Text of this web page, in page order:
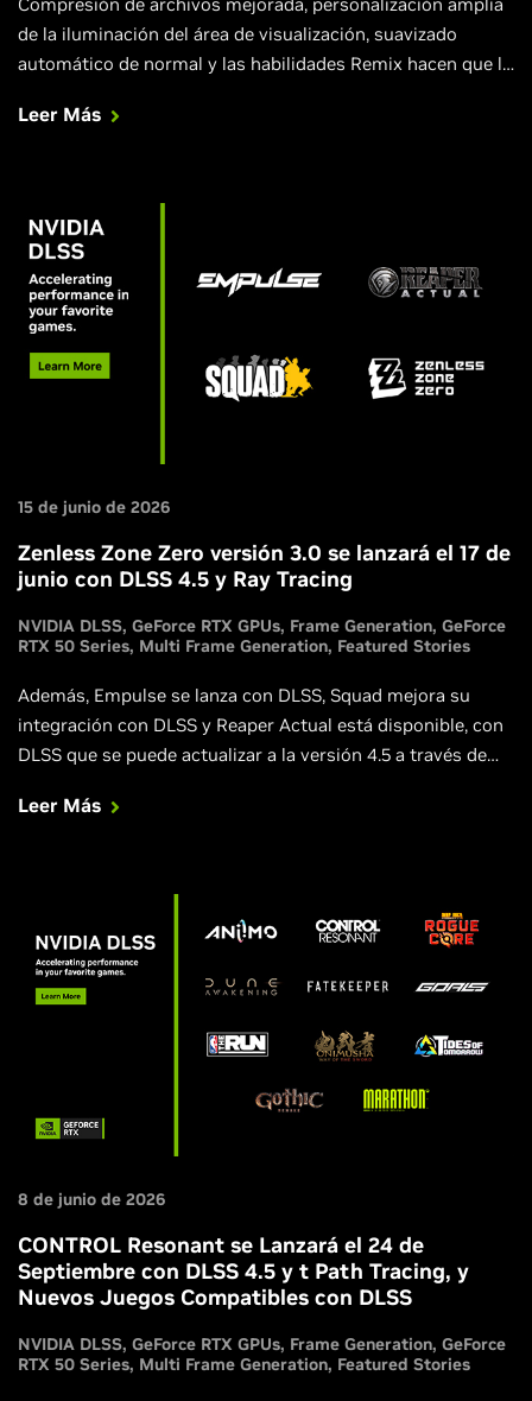
de la iluminación del área de visualización, suavizado
automático de normal y las habilidades Remix hacen que la
Leer Más
15 de junio de 2026
Zenless Zone Zero versión 3.0 se lanzará el 17 de
junio con DLSS 4.5 y Ray Tracing
NVIDIA DLSS GeForce RTX GPUs Frame Generation GeForce
RTX 50 Series Multi Frame Generation Featured Stories
Además, Empulse se lanza con DLSS, Squad mejora su
integración con DLSS y Reaper Actual está disponible, con
DLSS que se puede actualizar a la versión 4.5 a través de
Leer Más
8 de junio de 2026
CONTROL Resonant se Lanzará el 24 de
Septiembre con DLSS 4.5 y t Path Tracing, y
Nuevos Juegos Compatibles con DLSS
NVIDIA DLSS GeForce RTX GPUs Frame Generation GeForce
RTX 50 Series Multi Frame Generation Featured Stories